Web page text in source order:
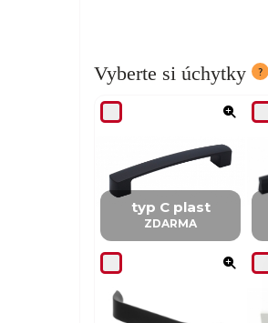
Vyberte si úchytky
typ C plast
ZDARMA